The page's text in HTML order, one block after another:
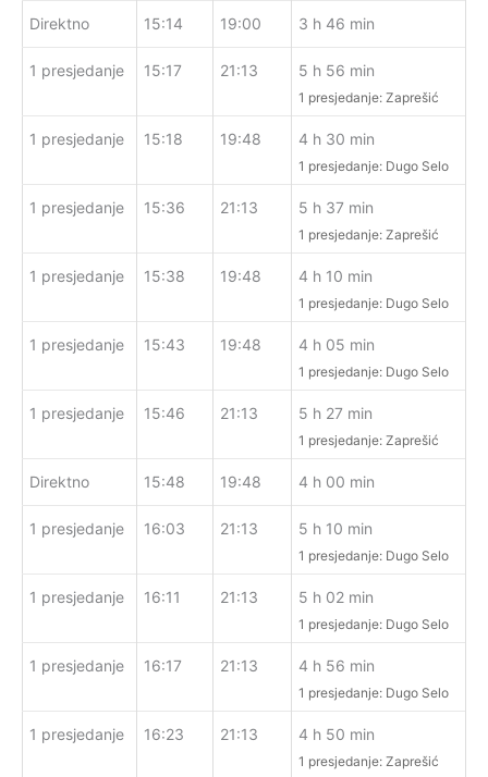
Direktno 15:14 19:00 3 h 46 min
1 presjedanje 15:17 21:13 5 h 56 min
1 presjedanje: Zaprešić
1 presjedanje 15:18 19:48 4 h 30 min
1 presjedanje: Dugo Selo
1 presjedanje 15:36 21:13 5 h 37 min
1 presjedanje: Zaprešić
1 presjedanje 15:38 19:48 4 h 10 min
1 presjedanje: Dugo Selo
1 presjedanje 15:43 19:48 4 h 05 min
1 presjedanje: Dugo Selo
1 presjedanje 15:46 21:13 5 h 27 min
1 presjedanje: Zaprešić
Direktno 15:48 19:48 4 h 00 min
1 presjedanje 16:03 21:13 5 h 10 min
1 presjedanje: Dugo Selo
1 presjedanje 16:11 21:13 5 h 02 min
1 presjedanje: Dugo Selo
1 presjedanje 16:17 21:13 4 h 56 min
1 presjedanje: Dugo Selo
1 presjedanje 16:23 21:13 4 h 50 min
1 presjedanje: Zaprešić